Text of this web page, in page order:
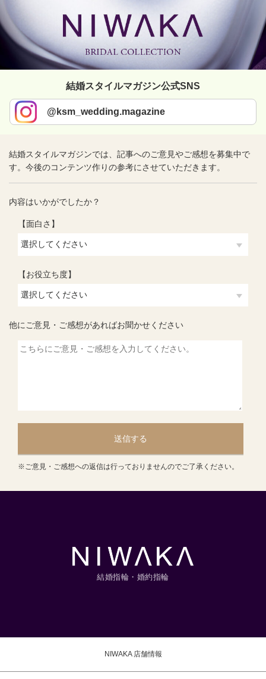
結婚スタイルマガジン公式SNS
@ksm_wedding.magazine
結婚スタイルマガジンでは、記事へのご意見やご感想を募集中で
す。今後のコンテンツ作りの参考にさせていただきます。
内容はいかがでしたか？
【面白さ】
【お役立ち度】
他にご意見・ご感想があればお聞かせください
送信する
※ご意見・ご感想への返信は行っておりませんのでご了承ください。
結婚指輪・婚約指輪
NIWAKA 店舗情報